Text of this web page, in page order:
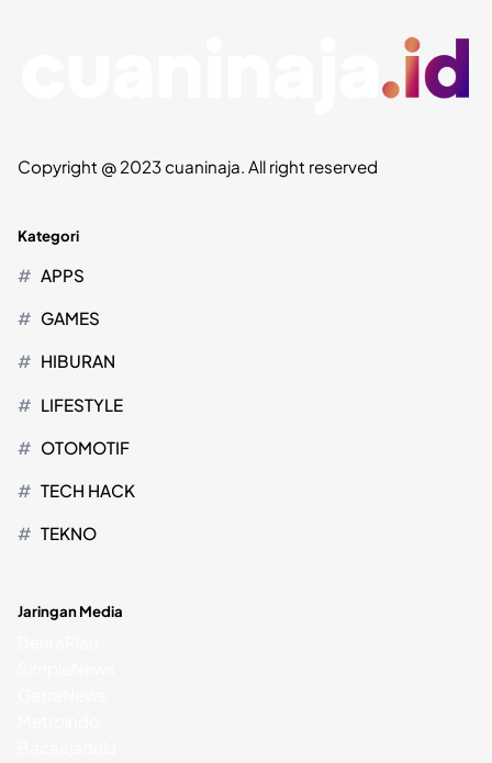
Copyright @ 2023 cuaninaja. All right reserved
Kategori
APPS
GAMES
HIBURAN
LIFESTYLE
OTOMOTIF
TECH HACK
TEKNO
Jaringan Media